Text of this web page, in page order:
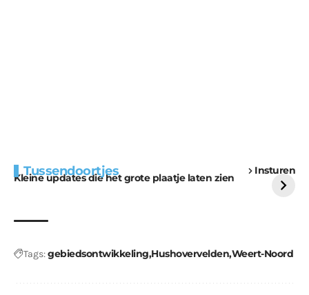
Tussendoortjes Insturen
Kleine updates die het grote plaatje laten zien
voor kabouters
uitdaging
Tags:gebiedsontwikkeling HushoverveldenWeert-Noord